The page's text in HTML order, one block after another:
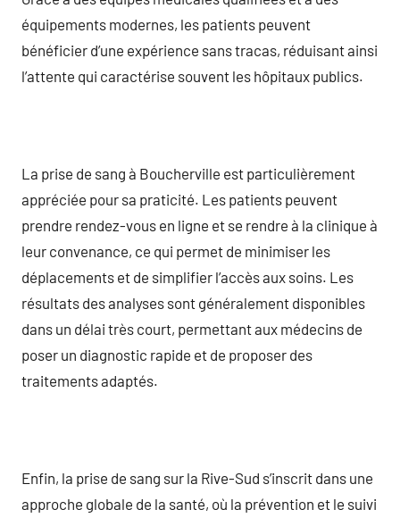
équipements modernes, les patients peuvent
bénéficier d’une expérience sans tracas, réduisant ainsi
l’attente qui caractérise souvent les hôpitaux publics.
La prise de sang à Boucherville est particulièrement
appréciée pour sa praticité. Les patients peuvent
prendre rendez-vous en ligne et se rendre à la clinique à
leur convenance, ce qui permet de minimiser les
déplacements et de simplifier l’accès aux soins. Les
résultats des analyses sont généralement disponibles
dans un délai très court, permettant aux médecins de
poser un diagnostic rapide et de proposer des
traitements adaptés.
Enfin, la prise de sang sur la Rive-Sud s’inscrit dans une
approche globale de la santé, où la prévention et le suivi